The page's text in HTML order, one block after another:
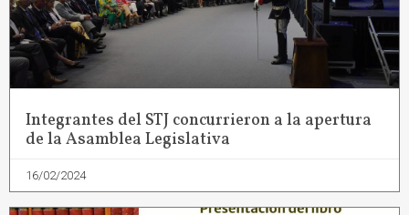
Integrantes del STJ concurrieron a la apertura
de la Asamblea Legislativa
16/02/2024